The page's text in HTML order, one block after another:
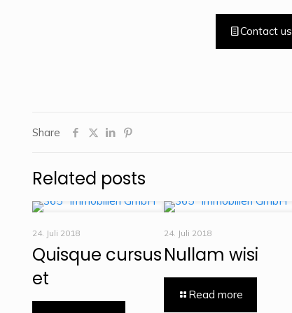
Contact us
Share
Related posts
24. Juli 2018
Quisque cursus
et
24. Juli 2018
Nullam wisi
Read more